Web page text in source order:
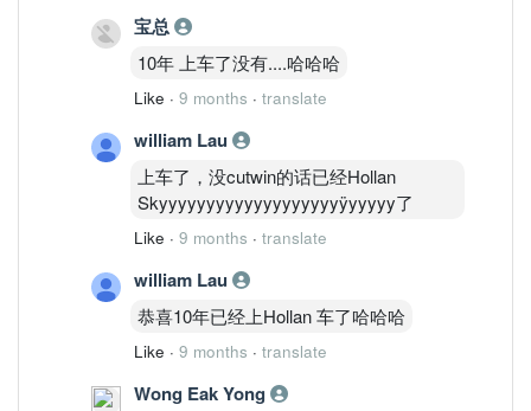
宝总
10年 上车了没有....哈哈哈
Like · 9 months · translate
william Lau
上车了，没cutwin的话已经Hollan
Skyyyyyyyyyyyyyyyyyyyÿyyyyy了
Like · 9 months · translate
william Lau
恭喜10年已经上Hollan 车了哈哈哈
Like · 9 months · translate
Wong Eak Yong